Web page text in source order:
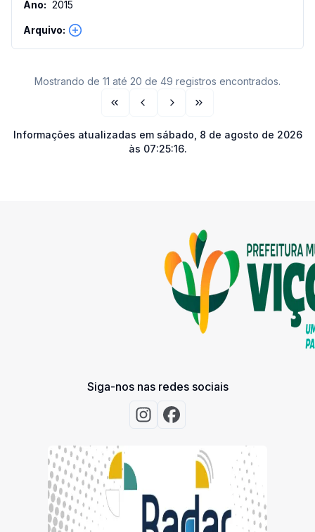
2015
Mostrando de 11 até 20 de 49 registros encontrados.
Primeira página
Página anterior
Próxima página
Última página
Informações atualizadas em sábado, 8 de agosto de 2026
às 07:25:16.
Siga-nos nas redes sociais
Acessar Instagram
Acessar Facebook